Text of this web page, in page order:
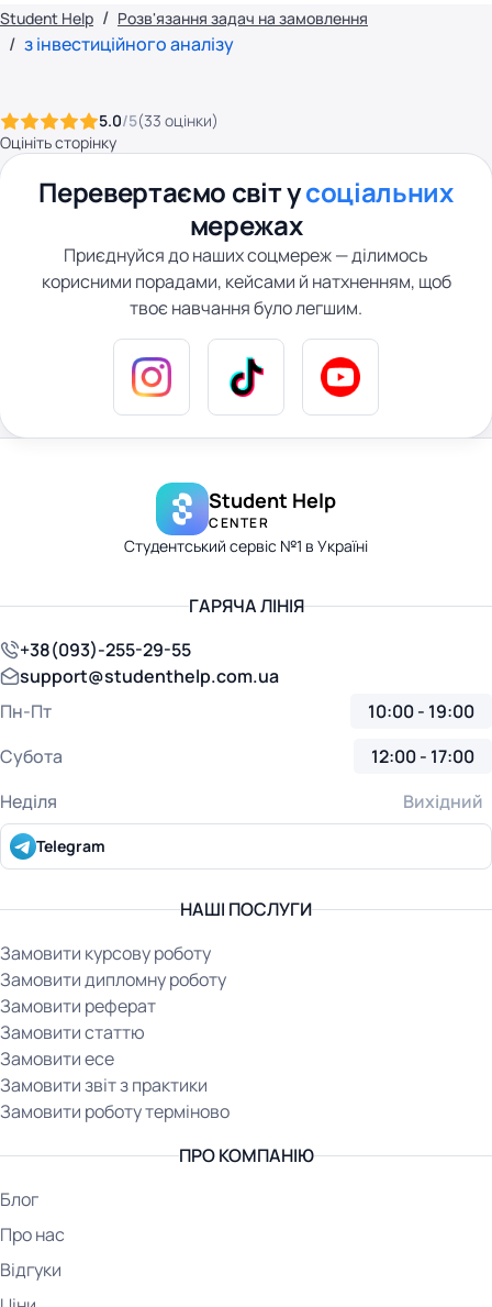
Student Help Розв'язання задач на замовлення
з інвестиційного аналізу
5.0/5(33 оцінки)
Оцініть сторінку
Перевертаємо світ усоціальних
мережах
Приєднуйся до наших соцмереж — ділимось
корисними порадами, кейсами й натхненням, щоб
твоє навчання було легшим.
Student Help
CENTER
Студентський сервіс №1 в Україні
НАШІ ПОСЛУГИ
Замовити курсову роботу
Замовити дипломну роботу
Замовити реферат
Замовити статтю
Замовити есе
Замовити звіт з практики
Замовити роботу терміново
ПРО КОМПАНІЮ
Блог
Про нас
Відгуки
ГАРЯЧА ЛІНІЯ
+38(093)-255-29-55
support@studenthelp.com.ua
Пн-Пт
10:00 - 19:00
Субота
12:00 - 17:00
Неділя
Вихідний
Telegram